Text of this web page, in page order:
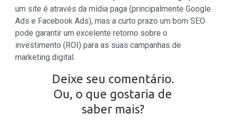
um site é através da mídia paga (principalmente Google
Ads e Facebook Ads), mas a curto prazo um bom SEO
pode garantir um excelente retorno sobre o
investimento (ROI) para as suas campanhas de
marketing digital.
Deixe seu comentário.
Ou, o que gostaria de
saber mais?